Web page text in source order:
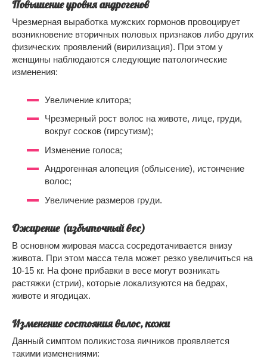
Повышение уровня андрогенов
Чрезмерная выработка мужских гормонов провоцирует
возникновение вторичных половых признаков либо других
физических проявлений (вирилизация). При этом у
женщины наблюдаются следующие патологические
изменения:
Увеличение клитора;
Чрезмерный рост волос на животе, лице, груди,
вокруг сосков (гирсутизм);
Изменение голоса;
Андрогенная алопеция (облысение), истончение
волос;
Увеличение размеров груди.
Ожирение (избыточный вес)
В основном жировая масса сосредотачивается внизу
живота. При этом масса тела может резко увеличиться на
10-15 кг. На фоне прибавки в весе могут возникать
растяжки (стрии), которые локализуются на бедрах,
животе и ягодицах.
Изменение состояния волос, кожи
Данный симптом поликистоза яичников проявляется
такими изменениями: